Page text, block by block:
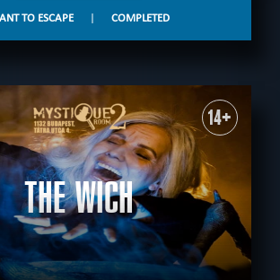
TO ESCAPE | COMPLETED
14+
THE WICH